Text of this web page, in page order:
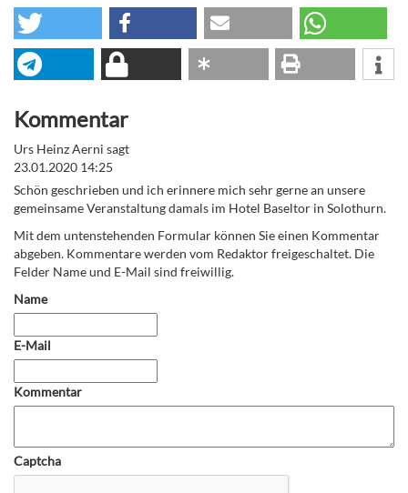
Kommentar
Urs Heinz Aerni sagt
23.01.2020 14:25
Schön geschrieben und ich erinnere mich sehr gerne an unsere
gemeinsame Veranstaltung damals im Hotel Baseltor in Solothurn.
Mit dem untenstehenden Formular können Sie einen Kommentar
abgeben. Kommentare werden vom Redaktor freigeschaltet. Die
Felder Name und E-Mail sind freiwillig.
Name
E-Mail
Kommentar
Captcha